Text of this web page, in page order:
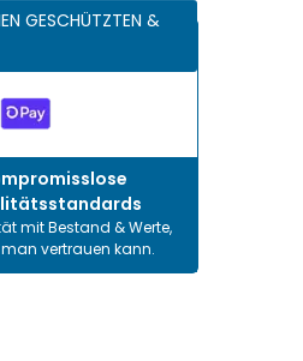
GESCHÜTZTEN &
mit Bestand & Werte,
vertrauen kann.